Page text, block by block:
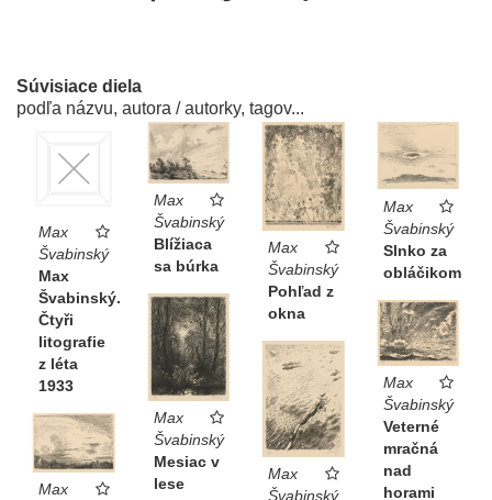
Súvisiace diela
podľa názvu, autora / autorky, tagov...
Max
Švabinský
Max
Švabinský.
Čtyři
litografie
z léta
1933
Max
Švabinský
Blížiaca
sa búrka
Max
Švabinský
Pohľad z
okna
Max
Švabinský
Slnko za
obláčikom
Max
Švabinský
Mesiac v
lese
Max
Švabinský
Veterné
mračná
nad
horami
Max
Švabinský
Max